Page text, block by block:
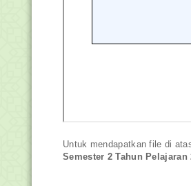
Untuk mendapatkan file di
Semester 2 Tahun Pelajaran